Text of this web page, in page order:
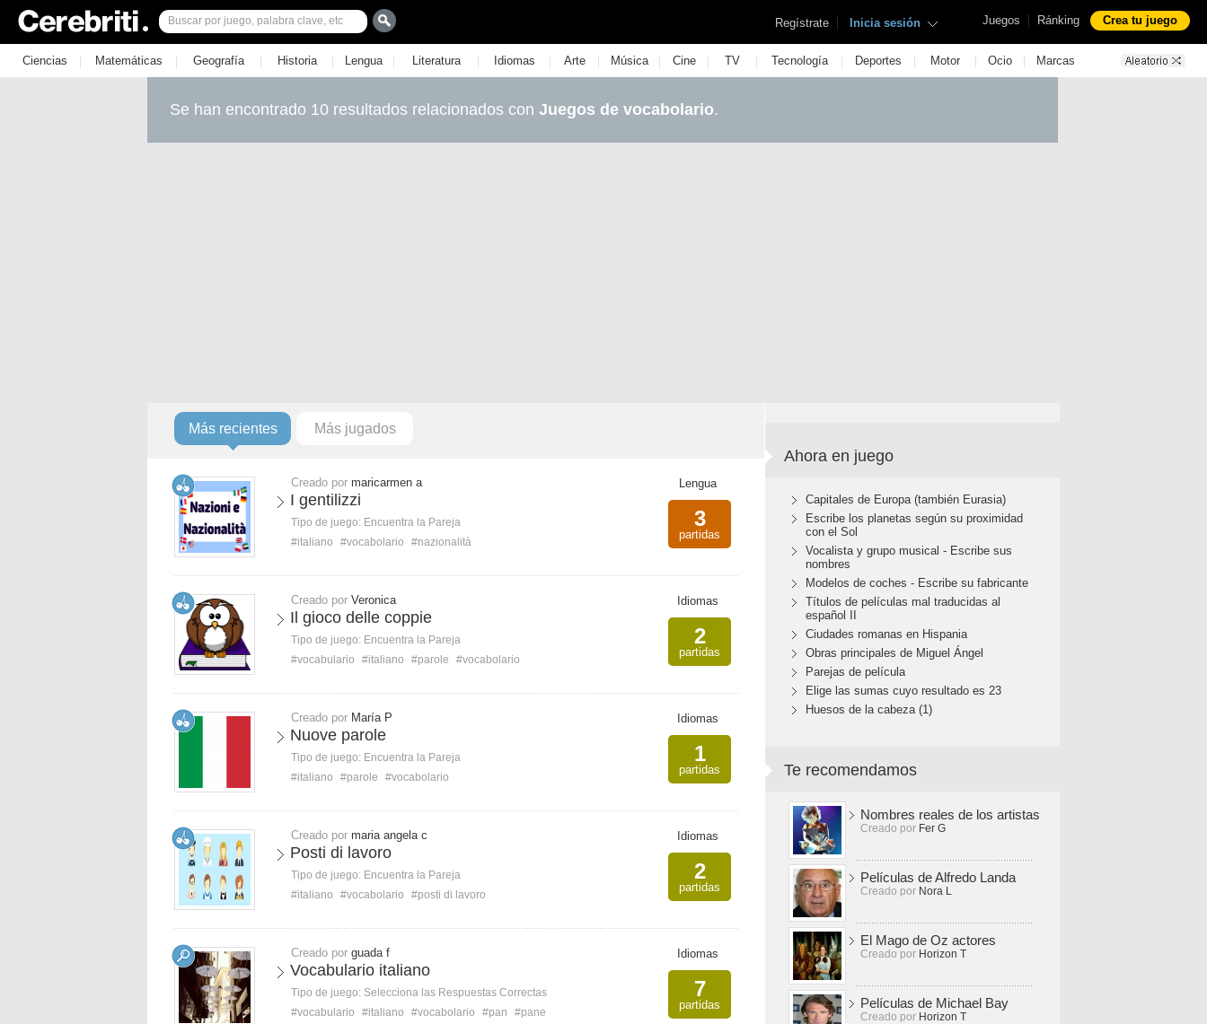
Juegos | Ránking Crea tu juego
Regístrate | Inicia sesión
Ciencias | Matemáticas | Geografía | Historia | Lengua | Literatura | Idiomas | Arte | Música | Cine | TV | Tecnología | Deportes | Motor | Ocio | Marcas
Se han encontrado 10 resultados relacionados con Juegos de vocabolario.
Más recientes Más jugados
Creado por maricarmen a
I gentilizzi
Tipo de juego: Encuentra la Pareja
#italiano
#vocabolario #nazionalità
Lengua
3
partidas
Creado por Veronica
Il gioco delle coppie
Tipo de juego: Encuentra la Pareja
#vocabulario
#italiano #parole #vocabolario
Idiomas
2
partidas
Creado por María P
Nuove parole
Tipo de juego: Encuentra la Pareja
#italiano
#parole #vocabolario
Idiomas
1
partidas
Creado por maria angela c
Posti di lavoro
Tipo de juego: Encuentra la Pareja
#italiano
#vocabolario #posti di lavoro
Idiomas
2
partidas
Creado por guada f
Vocabulario italiano
Tipo de juego: Selecciona las Respuestas Correctas
#vocabulario
#italiano #vocabolario #pan #pane
Idiomas
7
partidas
Ahora en juego
Capitales de Europa (también Eurasia)
Escribe los planetas según su proximidad
con el Sol
Vocalista y grupo musical - Escribe sus
nombres
Modelos de coches - Escribe su fabricante
Títulos de películas mal traducidas al
español II
Ciudades romanas en Hispania
Obras principales de Miguel Ángel
Parejas de película
Elige las sumas cuyo resultado es 23
Huesos de la cabeza (1)
Te recomendamos
Nombres reales de los artistas
Creado por Fer G
Películas de Alfredo Landa
Creado por Nora L
El Mago de Oz actores
Creado por Horizon T
Películas de Michael Bay
Creado por Horizon T